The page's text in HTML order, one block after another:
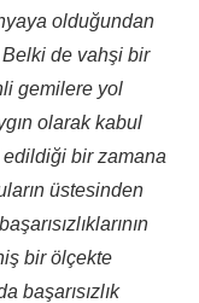
olduğundan
de vahşi bir
gemilere yol
olarak kabul
bir zamana
üstesinden
bir ölçekte
başarısızlık